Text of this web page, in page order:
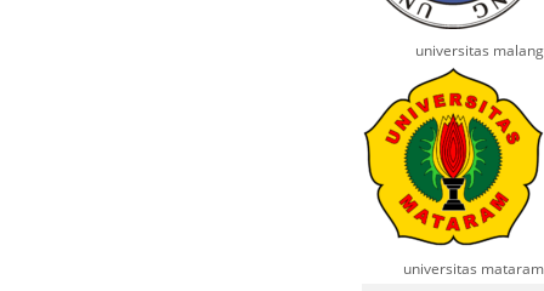
universitas malang
universitas mataram